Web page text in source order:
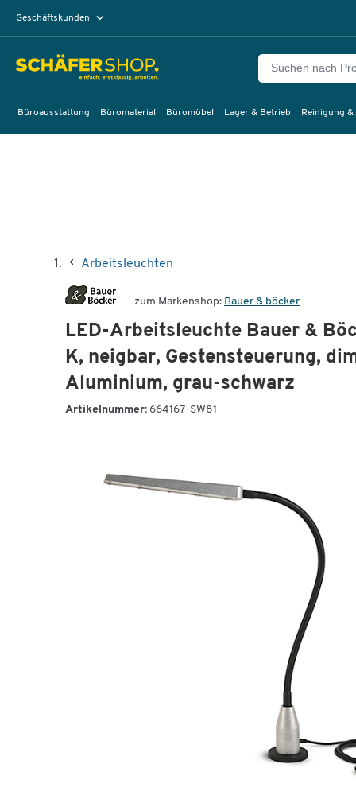
Geschäftskunden
Büroausstattung Büromaterial Büromöbel Lager & Betrieb Reinigung &
Arbeitsleuchten
zum Markenshop: Bauer & böcker
LED-Arbeitsleuchte Bauer &
K, neigbar, Gestensteuerung,
Aluminium, grau-schwarz
Artikelnummer: 664167-SW81